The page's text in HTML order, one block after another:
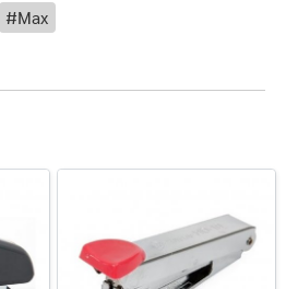
#Max